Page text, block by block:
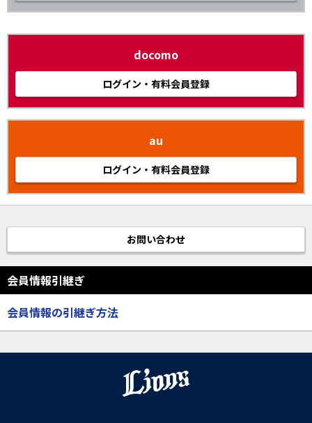
docomo
ログイン・有料会員登録
au
ログイン・有料会員登録
お問い合わせ
会員情報引継ぎ
会員情報の引継ぎ方法